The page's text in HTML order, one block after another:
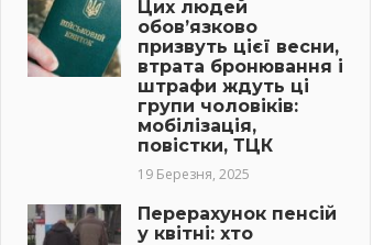
Цих людей
обов’язково
призвуть цієї весни,
втрата бронювання і
штрафи ждуть ці
групи чоловіків:
мобілізація,
повістки, ТЦК
19 Березня, 2025
Перерахунок пенсій
у квітні: хто